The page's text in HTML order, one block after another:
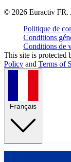
© 2026 Euractiv FR.
Politique de
Conditions
Conditions de
This site is
Policy and Terms of
Français